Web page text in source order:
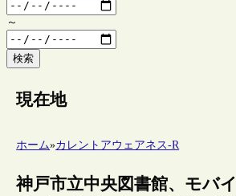
～
検索
現在地
ホーム»カレントアウェアネス-R
神戸市立中央図書館、モバイ